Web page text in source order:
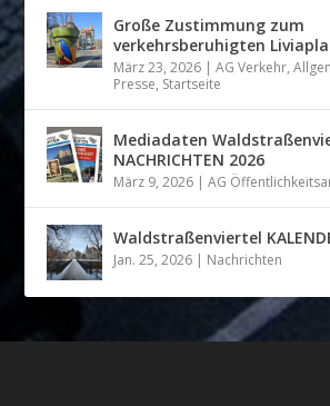
Große Zustimmung zum
verkehrsberuhigten
März 23, 2026 |AG Verkehr,
Presse, Startseite
Mediadaten
NACHRICHTEN 2026
März 9, 2026 |AG
Waldstraßenviertel
Jan. 25, 2026 | Nachrichten